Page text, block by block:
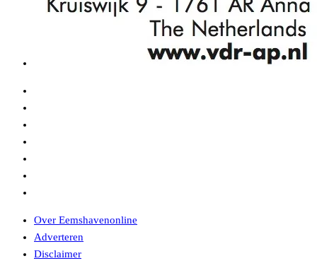
Over Eemshavenonline
Adverteren
Disclaimer